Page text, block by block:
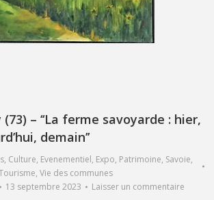
(73) – ‘‘La ferme savoyarde : hier,
demain’’
, Culture, Evenementiel, Expo, Patrimoine, Savoie,
, Vie des communes
13 septembre 2023 Laisser un commentaire